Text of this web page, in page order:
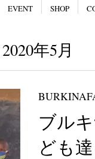
EVENT SHOP
年5月
ブル
ども